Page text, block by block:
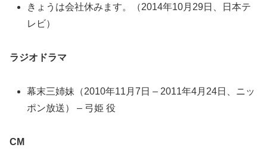
きょうは会社休みます。（2014年10月29日、日本テ
レビ）
ラジオドラマ
幕末三姉妹（2010年11月7日 – 2011年4月24日、ニッ
ポン放送） – 弓姫 役
CM